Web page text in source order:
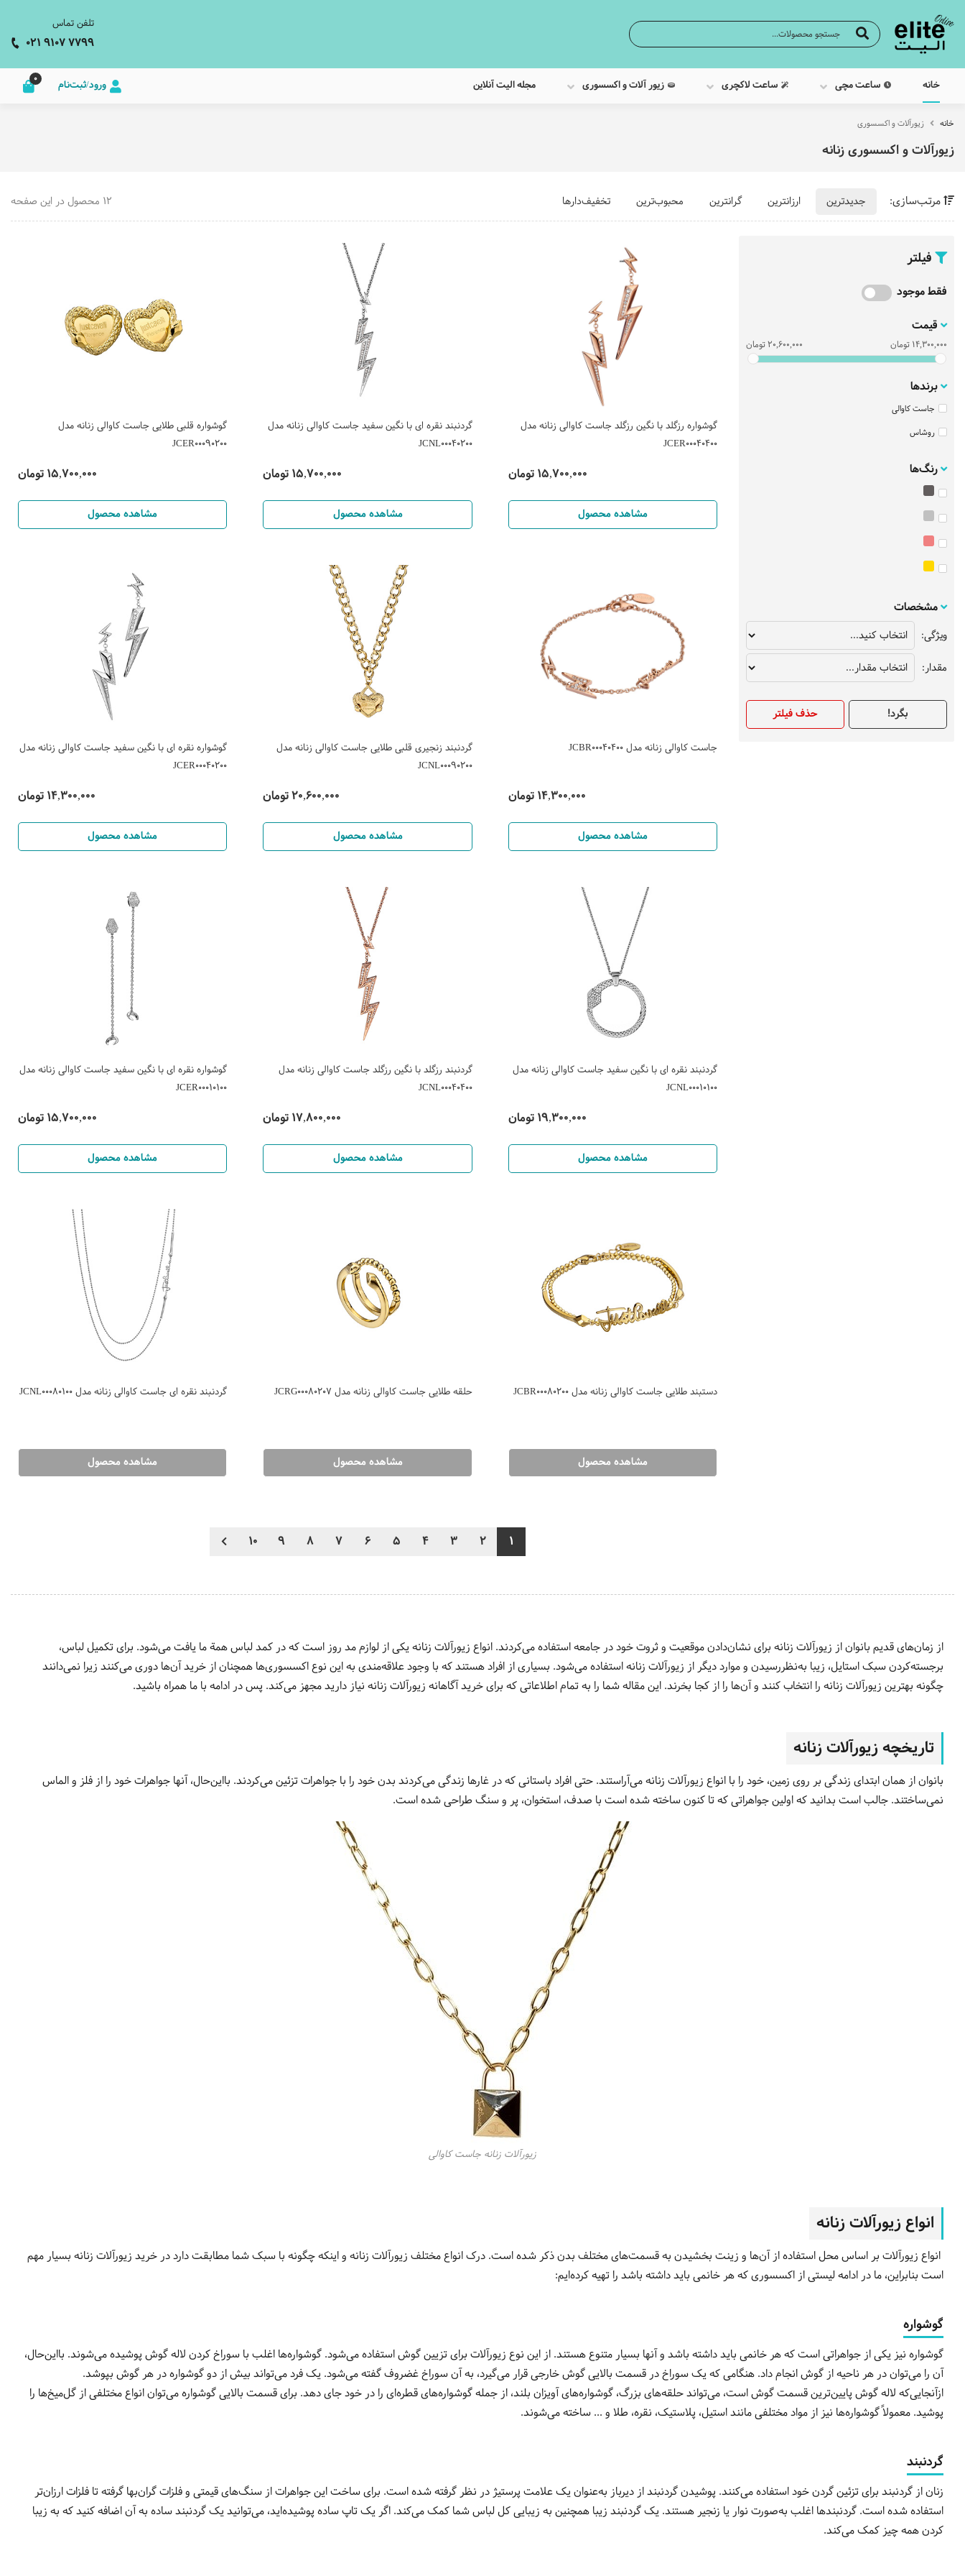
تلفن تماس
021 9107 7799
خانه ساعت مچی ساعت لاکچری زیور آلات و اکسسوری مجله الیت آنلاین ورود/ثبت‌نام 0
خانه زیورآلات و اکسسوری
زیورآلات و اکسسوری زنانه
12 محصول در این صفحه مرتب‌سازی: جدیدترین ارزانترین گرانترین محبوب‌ترین تخفیف‌دارها
فیلتر
فقط موجود
قیمت
14,300,000 تومان 20,600,000تومان
برندها
جاست کاوالی
روشاس
رنگ‌ها
مشخصات
ویژگی:
مقدار:
بگرد! حذف فیلتر
گوشواره رزگلد با نگین رزگلد جاست کاوالی زنانه مدل
JCER00040400
15,700,000 تومان
مشاهده محصول
گردنبند نقره ای با نگین سفید جاست کاوالی زنانه مدل
JCNL00040200
15,700,000 تومان
مشاهده محصول
گوشواره قلبی طلایی جاست کاوالی زنانه مدل
JCER00090200
15,700,000 تومان
مشاهده محصول
جاست کاوالی زنانه مدل JCBR00040400
14,300,000 تومان
مشاهده محصول
گردنبند زنجیری قلبی طلایی جاست کاوالی زنانه مدل
JCNL00090200
20,600,000 تومان
مشاهده محصول
گوشواره نقره ای با نگین سفید جاست کاوالی زنانه مدل
JCER00040200
14,300,000 تومان
مشاهده محصول
گردنبند نقره ای با نگین سفید جاست کاوالی زنانه مدل
JCNL00010100
19,300,000 تومان
مشاهده محصول
گردنبند رزگلد با نگین رزگلد جاست کاوالی زنانه مدل
JCNL00040400
17,800,000 تومان
مشاهده محصول
گوشواره نقره ای با نگین سفید جاست کاوالی زنانه مدل
JCER00010100
15,700,000 تومان
مشاهده محصول
دستبند طلایی جاست کاوالی زنانه مدل JCBR00080200
مشاهده محصول
حلقه طلایی جاست کاوالی زنانه مدل JCRG00080207
مشاهده محصول
گردنبند نقره ای جاست کاوالی زنانه مدل JCNL00080100
مشاهده محصول
1
2
3
4
5
6
7
8
9
10
از زمان‌های قدیم بانوان از زیورآلات زنانه برای نشان‌دادن موقعیت و ثروت خود در جامعه استفاده می‌کردند. انواع زیورآلات زنانه یکی از لوازم مد روز است که در کمد لباس همة ما یافت می‌شود. برای تکمیل لباس،
برجسته‌کردن سبک استایل، زیبا به‌نظررسیدن و موارد دیگر از زیورآلات زنانه استفاده می‌شود. بسیاری از افراد هستند که با وجود علاقه‌مندی به این نوع اکسسوری‌ها همچنان از خرید آن‌ها دوری می‌کنند زیرا نمی‌دانند
چگونه بهترین زیورآلات زنانه را انتخاب کنند و آن‌ها را از کجا بخرند. این مقاله شما را به تمام اطلاعاتی که برای خرید آگاهانه زیورآلات زنانه نیاز دارید مجهز می‌کند. پس در ادامه با ما همراه باشید.
تاریخچه زیورآلات زنانه
بانوان از همان ابتدای زندگی بر روی زمین، خود را با انواع زیورآلات زنانه می‌آراستند. حتی افراد باستانی که در غارها زندگی می‌کردند بدن خود را با جواهرات تزئین می‌کردند. بااین‌حال، آنها جواهرات خود را از فلز و الماس
نمی‌ساختند. جالب است بدانید که اولین جواهراتی که تا کنون ساخته شده است با صدف، استخوان، پر و سنگ طراحی شده است.
زیورآلات زنانه جاست کاوالی
انواع زیورآلات زنانه
انواع زیورآلات بر اساس محل استفاده از آن‌ها و زینت بخشیدن به قسمت‌های مختلف بدن ذکر شده است. درک انواع مختلف زیورآلات زنانه و اینکه چگونه با سبک شما مطابقت دارد در خرید زیورآلات زنانه بسیار مهم
است بنابراین، ما در ادامه لیستی از اکسسوری که هر خانمی باید داشته باشد را تهیه کرده‌ایم:
گوشواره
گوشواره نیز یکی از جواهراتی است که هر خانمی باید داشته باشد و آنها بسیار متنوع هستند. از این نوع زیورآلات برای تزیین گوش استفاده می‌شود. گوشواره‌ها اغلب با سوراخ کردن لاله گوش پوشیده می‌شوند. بااین‌حال،
آن را می‌توان در هر ناحیه از گوش انجام داد. هنگامی که یک سوراخ در قسمت بالایی گوش خارجی قرار می‌گیرد، به آن سوراخ غضروف گفته می‌شود. یک فرد می‌تواند بیش از دو گوشواره در هر گوش بپوشد.
ازآنجایی‌که لاله گوش پایین‌ترین قسمت گوش است، می‌تواند حلقه‌های بزرگ، گوشواره‌های آویزان بلند، از جمله گوشواره‌های قطره‌ای را در خود جای دهد. برای قسمت بالایی گوشواره می‌توان انواع مختلفی از گل‌میخ‌ها را
پوشید. معمولاً گوشواره‌ها نیز از مواد مختلفی مانند استیل، پلاستیک، نقره، طلا و ... ساخته می‌شوند.
گردنبند
زنان از گردنبند برای تزئین گردن خود استفاده می‌کنند. پوشیدن گردنبند از دیرباز به‌عنوان یک علامت پرستیژ در نظر گرفته شده است. برای ساخت این جواهرات از سنگ‌های قیمتی و فلزات گران‌بها گرفته تا فلزات ارزان‌تر
استفاده شده است. گردنبندها اغلب به‌صورت نوار یا زنجیر هستند. یک گردنبند زیبا همچنین به زیبایی کل لباس شما کمک می‌کند. اگر یک تاپ ساده پوشیده‌اید، می‌توانید یک گردنبند ساده به آن اضافه کنید که به زیبا
کردن همه چیز کمک می‌کند.